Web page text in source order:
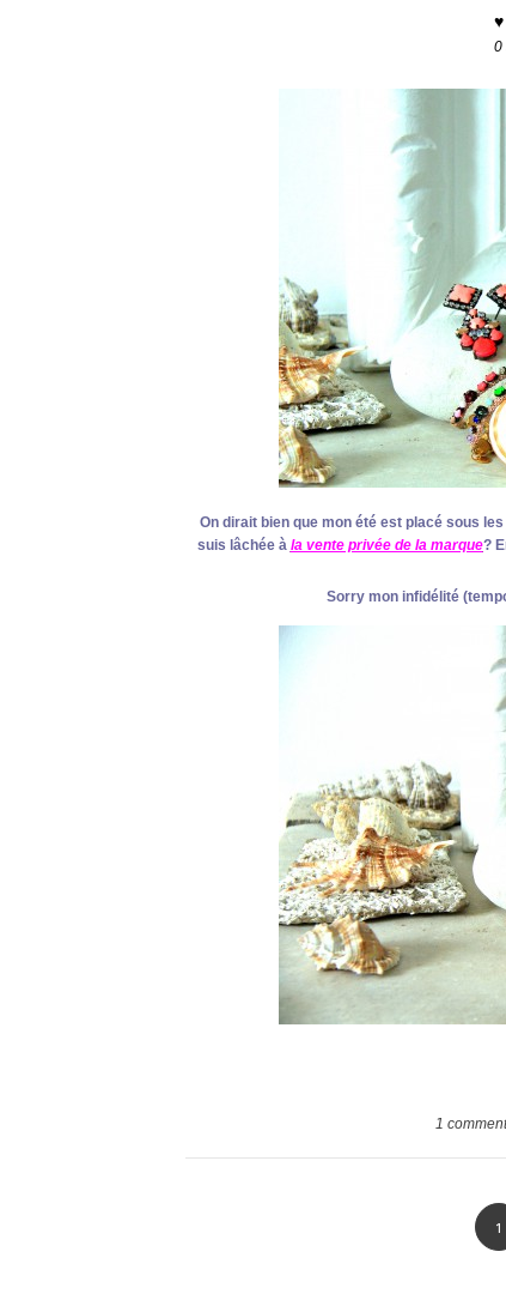
On dirait bien que mon été est placé sous
suis lâchée à la vente privée de la marque?
Sorry mon infidélité
1
1